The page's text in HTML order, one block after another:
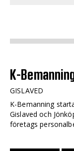
K-
GISLAVED
K-Bemanning
Gislaved och
företags